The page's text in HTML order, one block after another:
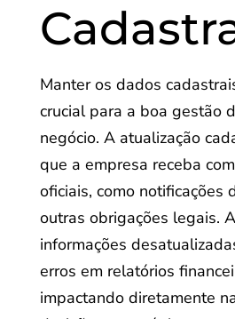
Manter os dados
crucial para a boa gestão
negócio. A atualização
que a empresa receba
oficiais, como notificações
outras obrigações legais.
informações
erros em relatórios
impactando diretamente